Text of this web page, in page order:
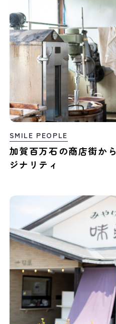
SMILE PEOPLE
加賀百万石の商店街か
ジナリティ